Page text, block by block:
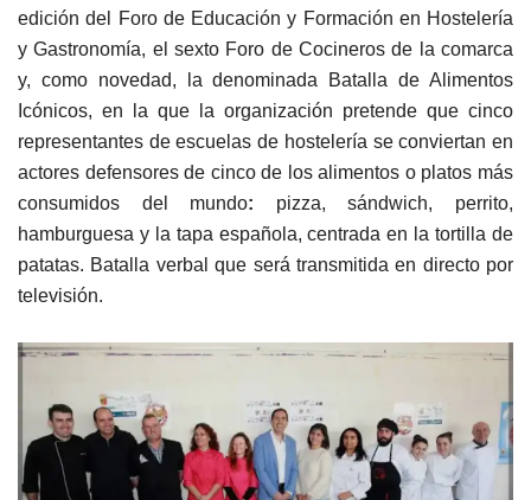
edición del Foro de Educación y Formación en Hostelería
y Gastronomía, el sexto Foro de Cocineros de la comarca
y, como novedad, la denominada Batalla de Alimentos
Icónicos, en la que la organización pretende que cinco
representantes de escuelas de hostelería se conviertan en
actores defensores de cinco de los alimentos o platos más
consumidos del mundo: pizza, sándwich, perrito,
hamburguesa y la tapa española, centrada en la tortilla de
patatas. Batalla verbal que será transmitida en directo por
televisión.